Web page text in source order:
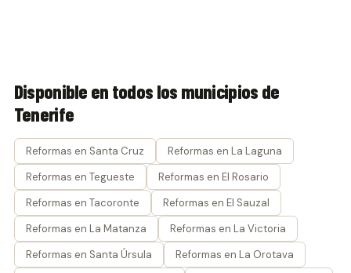
Disponible en todos los municipios de
Tenerife
Reformas en Santa Cruz
Reformas en La Laguna
Reformas en Tegueste
Reformas en El Rosario
Reformas en Tacoronte
Reformas en El Sauzal
Reformas en La Matanza
Reformas en La Victoria
Reformas en Santa Úrsula
Reformas en La Orotava